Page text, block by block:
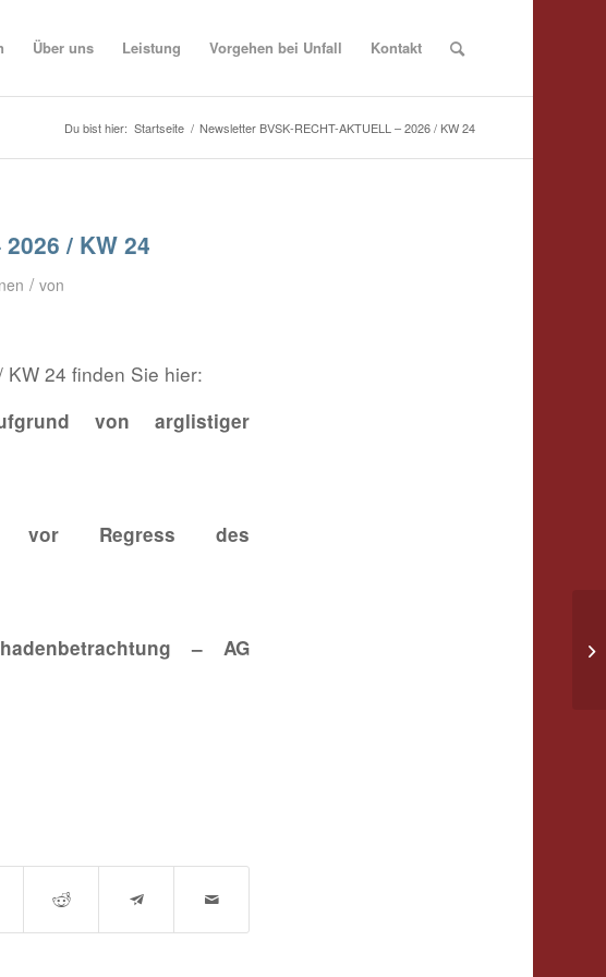
Über uns Leistung Vorgehen bei Unfall Kontakt
Du bist hier: Startseite / Newsletter BVSK-RECHT-AKTUELL – 2026 / KW 24
/ KW 24
/ von
KW 24 finden Sie hier:
von arglistiger
vor Regress des
– AG